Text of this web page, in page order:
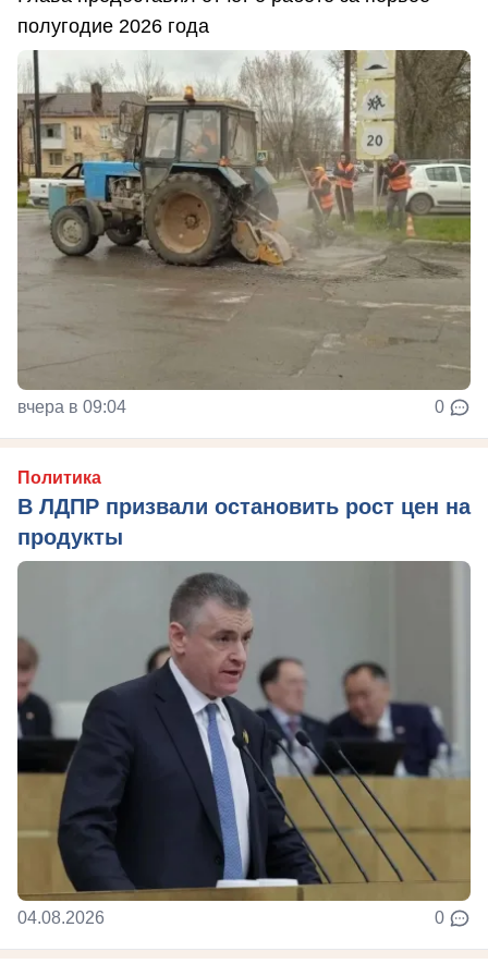
полугодие 2026 года
вчера в 09:04 0
Политика
В ЛДПР призвали остановить рост цен на
продукты
04.08.2026 0